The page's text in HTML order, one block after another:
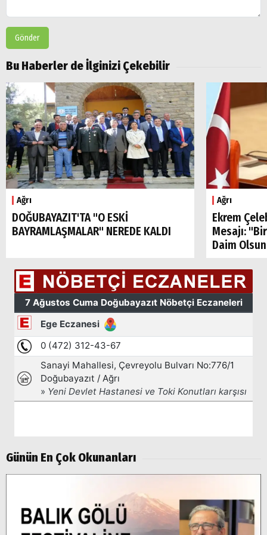
Gönder
Bu Haberler de İlginizi Çekebilir
Ağrı
DOĞUBAYAZIT'TA "O ESKİ
BAYRAMLAŞMALAR" NEREDE KALDI
Ağrı
Ekrem
Mesajı:
Daim
Günün En Çok Okunanları
Popüler
Aramalar: